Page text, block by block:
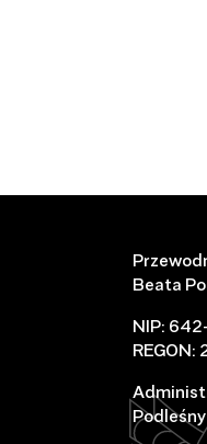
Beata
NIP:
Podleśny